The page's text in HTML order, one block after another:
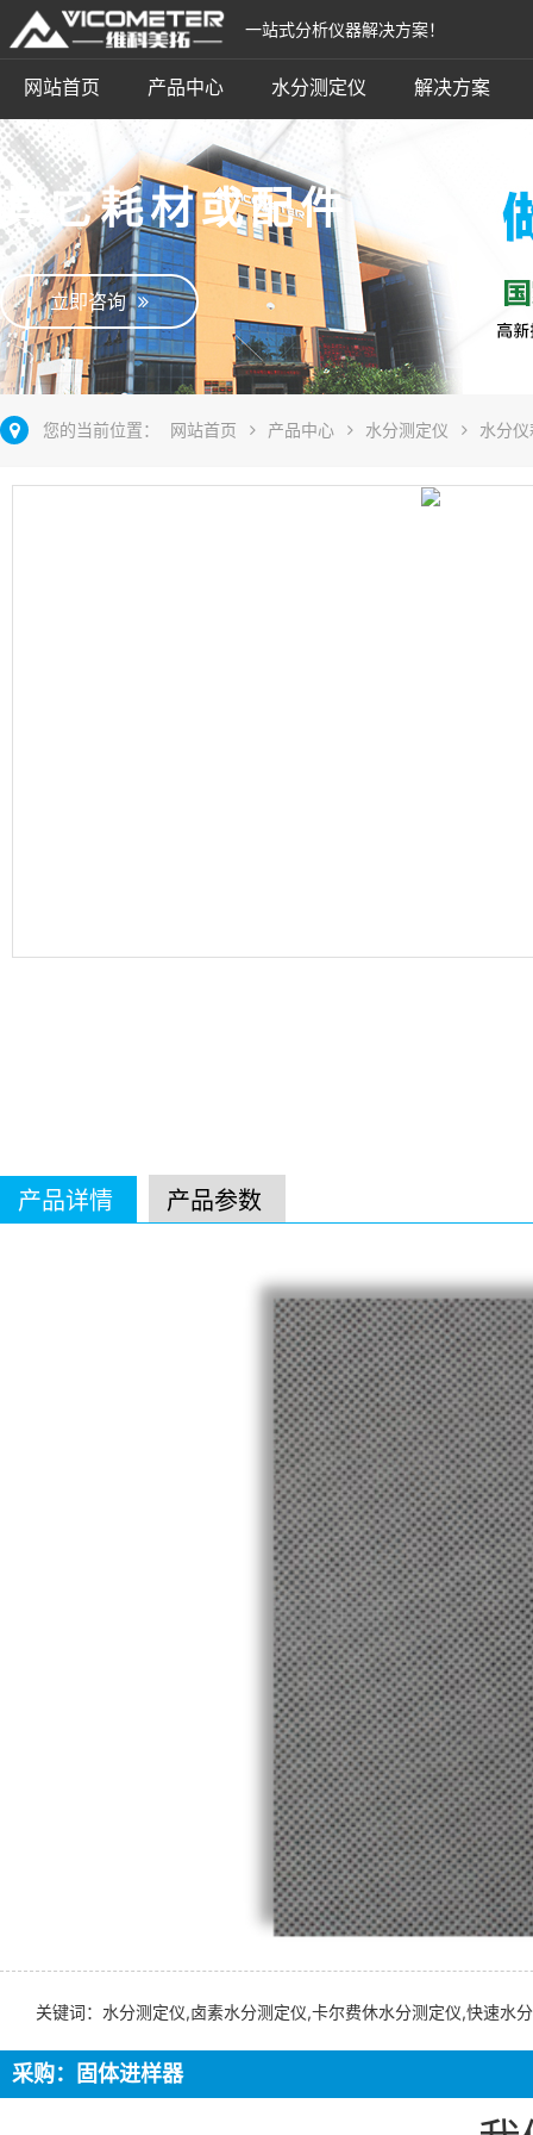
一站式分析仪器解决方案！
网站首页 产品中心 水分测定仪 解决方案
其它耗材或配件
立即咨询
您的当前位置： 网站首页 产品中心 水分测定仪 水分
产品详情 产品参数
关键词：水分测定仪,卤素水分测定仪,卡尔费休水分测定仪,快速水
采购：固体进样器